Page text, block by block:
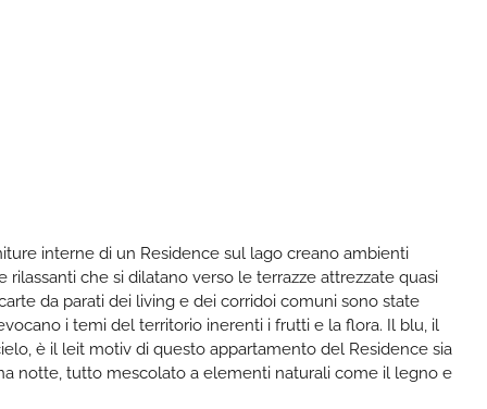
interne di un Residence sul lago creano ambienti
rilassanti che si dilatano verso le terrazze attrezzate quasi
da parati dei living e dei corridoi comuni sono state
i temi del territorio inerenti i frutti e la flora. Il blu, il
è il leit motiv di questo appartamento del Residence sia
notte, tutto mescolato a elementi naturali come il legno e